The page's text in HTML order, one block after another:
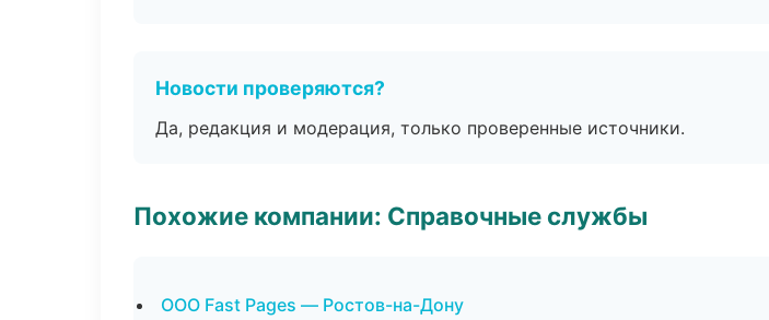
Новости проверяются?
Да, редакция и модерация, только проверенные источники.
Похожие компании: Справочные службы
ООО Fast Pages — Ростов-на-Дону